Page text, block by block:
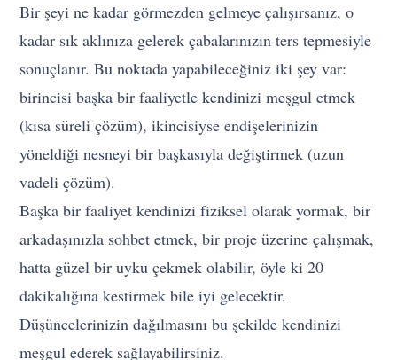
Bir şeyi ne kadar görmezden gelmeye çalışırsanız, o
kadar sık aklınıza gelerek çabalarınızın ters tepmesiyle
sonuçlanır. Bu noktada yapabileceğiniz iki şey var:
birincisi başka bir faaliyetle kendinizi meşgul etmek
(kısa süreli çözüm), ikincisiyse endişelerinizin
yöneldiği nesneyi bir başkasıyla değiştirmek (uzun
vadeli çözüm).
Başka bir faaliyet kendinizi fiziksel olarak yormak, bir
arkadaşınızla sohbet etmek, bir proje üzerine çalışmak,
hatta güzel bir uyku çekmek olabilir, öyle ki 20
dakikalığına kestirmek bile iyi gelecektir.
Düşüncelerinizin dağılmasını bu şekilde kendinizi
meşgul ederek sağlayabilirsiniz.